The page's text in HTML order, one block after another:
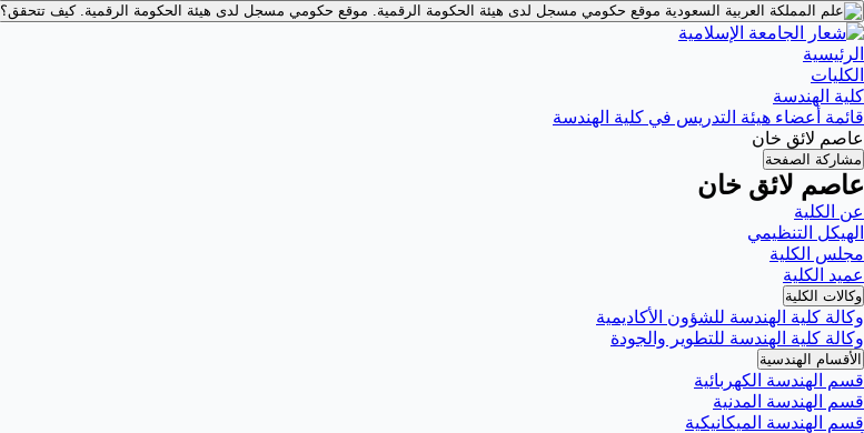
موقع حكومي مسجل لدى هيئة الحكومة الرقمية. موقع حكومي مسجل لدى هيئة الحكومة الرقمية.كيف تتحقق؟
الرئيسية
الكليات
كلية الهندسة
قائمة أعضاء هيئة التدريس في كلية الهندسة
عاصم لائق خان
مشاركة الصفحة
عاصم لائق خان
عن الكلية
الهيكل التنظيمي
مجلس الكلية
عميد الكلية
وكالات الكلية
وكالة كلية الهندسة للشؤون الأكاديمية
وكالة كلية الهندسة للتطوير والجودة
الأقسام الهندسية
قسم الهندسة الكهربائية
قسم الهندسة المدنية
قسم الهندسة الميكانيكية